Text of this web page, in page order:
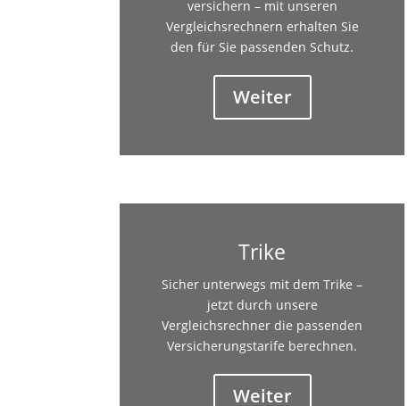
versichern – mit unseren
Vergleichsrechnern erhalten Sie
den für Sie passenden Schutz.
Weiter
Trike
Sicher unterwegs mit dem Trike –
jetzt durch unsere
Vergleichsrechner die passenden
Versicherungstarife berechnen.
Weiter